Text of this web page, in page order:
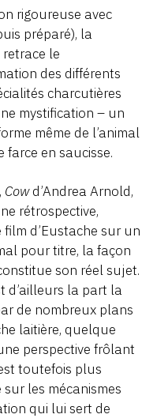
rigoureuse avec
préparé), la
le
des différents
charcutières
mystification – un
même de l’animal
farce en saucisse.
Cowd’Andrea Arnold,
rétrospective,
d’Eustache sur un
pour titre, la façon
son réel sujet.
d’ailleurs la part la
de nombreux plans
laitière, quelque
perspective frôlant
toutefois plus
les mécanismes
qui lui sert de